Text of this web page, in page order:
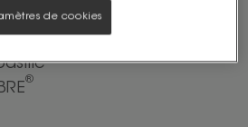
de sirop d'agave
®
de cookies